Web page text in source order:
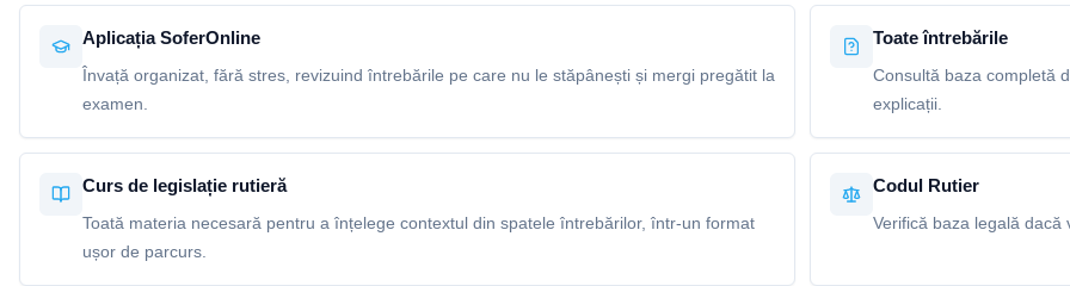
Aplicația SoferOnline
Învață organizat, fără stres, revizuind întrebările pe care nu le stăpânești și mergi pregătit la
examen.
Toate întrebările
Consultă baza completă
explicații.
Curs de legislație rutieră
Toată materia necesară pentru a înțelege contextul din spatele întrebărilor, într-un format
ușor de parcurs.
Codul Rutier
Verifică baza legală dacă